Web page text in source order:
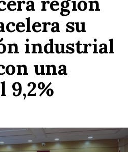
su
industrial
una
9,2%